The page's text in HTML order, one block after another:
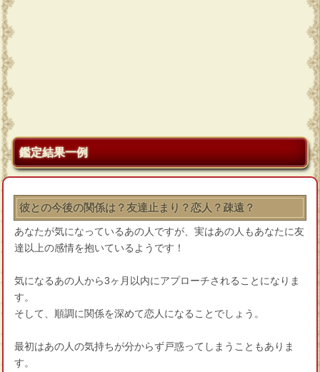
鑑定結果一例
彼との今後の関係は？友達止まり？恋人？疎遠？
あなたが気になっているあの人ですが、実はあの人もあなたに友
達以上の感情を抱いているようです！
気になるあの人から3ヶ月以内にアプローチされることになりま
す。
そして、順調に関係を深めて恋人になることでしょう。
最初はあの人の気持ちが分からず戸惑ってしまうこともありま
す。